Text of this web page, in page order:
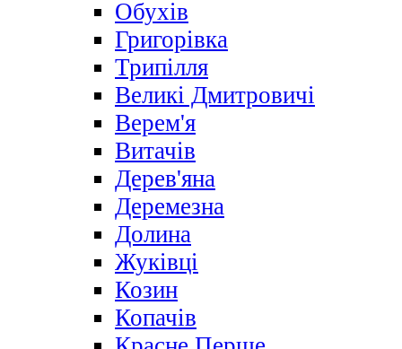
Обухів
Григорівка
Трипілля
Великі Дмитровичі
Bерем'я
Витачів
Дерев'яна
Деремезна
Долина
Жуківці
Козин
Копачів